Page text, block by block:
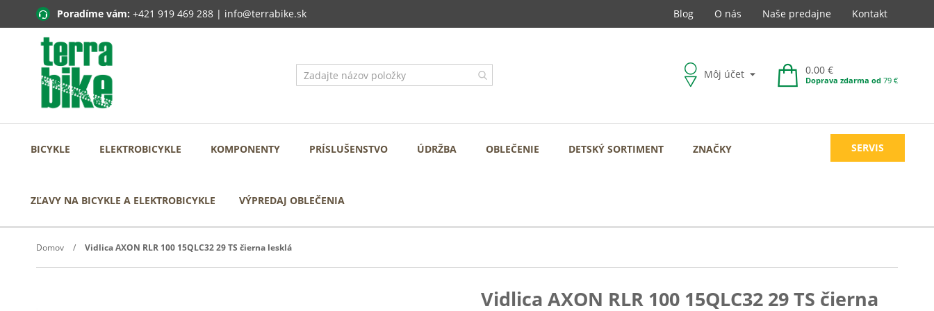
Poradíme vám: +421 919 469 288 | info@terrabike.sk Blog O nás Naše predajne Kontakt
Môj účet 0.00 €
Doprava zdarma od 79 €
BICYKLE ELEKTROBICYKLE KOMPONENTY PRÍSLUŠENSTVO ÚDRŽBA OBLEČENIE DETSKÝ SORTIMENT ZNAČKY SERVIS
ZĽAVY NA BICYKLE A ELEKTROBICYKLE VÝPREDAJ OBLEČENIA
Domov Vidlica AXON RLR 100 15QLC32 29 TS čierna lesklá
Vidlica AXON RLR 100 15QLC32 29 TS čierna